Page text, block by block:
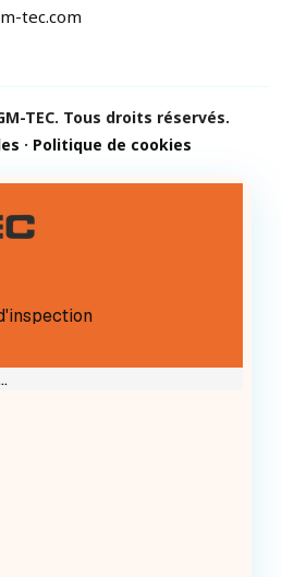
tec.com
TEC. Tous droits réservés.
· Politique de cookies